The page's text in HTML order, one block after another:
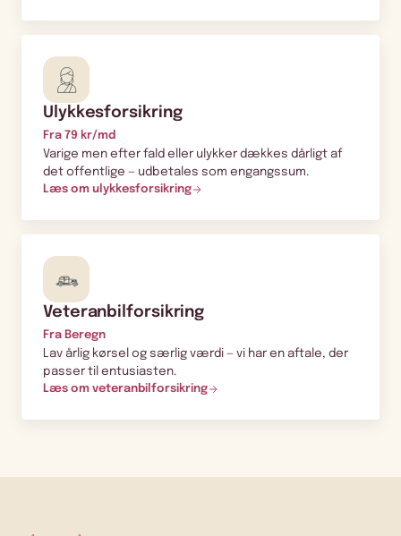
Ulykkesforsikring
Fra 79 kr/md
Varige men efter fald eller ulykker dækkes dårligt af
det offentlige — udbetales som engangssum.
Læs om ulykkesforsikring
Veteranbilforsikring
Fra Beregn
Lav årlig kørsel og særlig værdi — vi har en aftale, der
passer til entusiasten.
Læs om veteranbilforsikring